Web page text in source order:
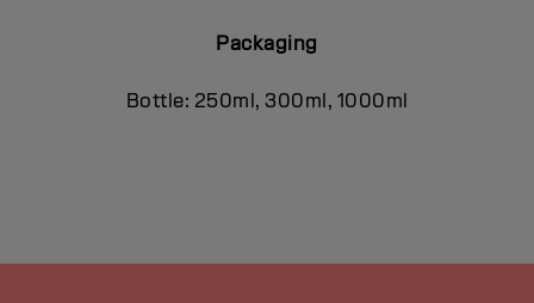
Packaging
Bottle: 250ml, 300ml, 1000ml